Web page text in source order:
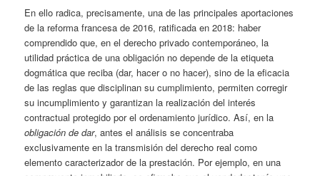
En ello radica, precisamente, una de las principales aportaciones
de la reforma francesa de 2016, ratificada en 2018: haber
comprendido que, en el derecho privado contemporáneo, la
utilidad práctica de una obligación no depende de la etiqueta
dogmática que reciba (dar, hacer o no hacer), sino de la eficacia
de las reglas que disciplinan su cumplimiento, permiten corregir
su incumplimiento y garantizan la realización del interés
contractual protegido por el ordenamiento jurídico. Así, en la
obligación de dar, antes el análisis se concentraba
exclusivamente en la transmisión del derecho real como
elemento caracterizador de la prestación. Por ejemplo, en una